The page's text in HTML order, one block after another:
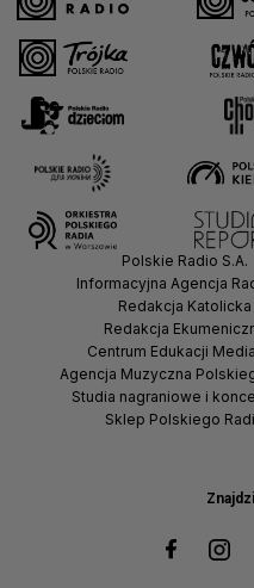
Polskie Radio S.A.
Informacyjna Agencja
Redakcja Katolicka
Redakcja
Centrum Edukacji
Agencja Muzyczna
Studia nagraniowe i
Sklep Polskiego